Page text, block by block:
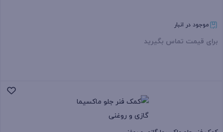
موجود در انبار
برای قیمت تماس بگیرید